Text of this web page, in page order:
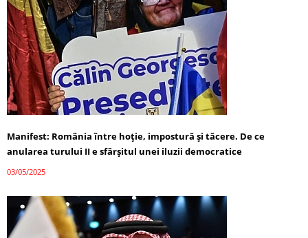
Manifest: România între hoție, impostură și tăcere. De ce
anularea turului II e sfârșitul unei iluzii democratice
03/05/2025